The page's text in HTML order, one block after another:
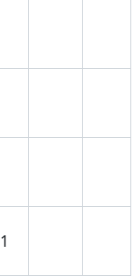
1